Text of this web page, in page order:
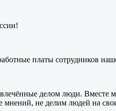
платы сотрудников
делом люди.
не делим людей на